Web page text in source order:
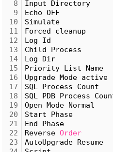
8
9
10
11
12
13
14
15
16
17
18
19
20
21
22
23
Input Directory
Echo OFF
Simulate
Forced cleanup
Log Id
Child Process
Log Dir
Priority List Name
Upgrade Mode active
SQL Process Count
SQL PDB Process
Open Mode Normal
Start Phase
End Phase
Reverse Order
AutoUpgrade Resume